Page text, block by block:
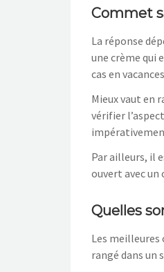
Commet
La réponse
une crème qui
cas en
Mieux vaut en
vérifier
Par ailleurs, il
ouvert avec un
Quelles
Les
rangé dans un